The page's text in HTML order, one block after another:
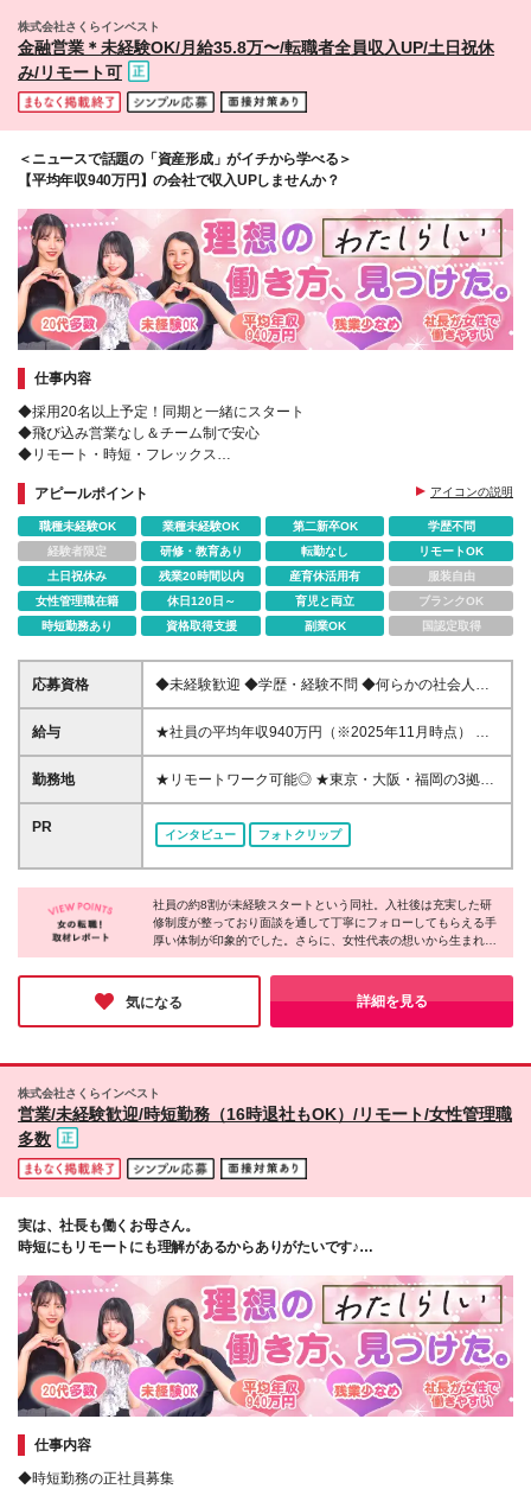
株式会社さくらインベスト
金融営業＊未経験OK/月給35.8万〜/転職者全員収入UP/土日祝休
み/リモート可
＜ニュースで話題の「資産形成」がイチから学べる＞
【平均年収940万円】の会社で収入UPしませんか？
仕事内容
◆採用20名以上予定！同期と一緒にスタート
◆飛び込み営業なし＆チーム制で安心
◆リモート・時短・フレックス
＜資産運用をサポートする金融営業＞
アピールポイント アイコンの説明
職種未経験OK 業種未経験OK 第二新卒OK
学歴不問
経験者限定
研修・教育あり 転勤なし
リモートOK
土日祝休み
残業20時間以内 産育休活用有
服装自由
女性管理職在籍
休日120日～ 育児と両立
ブランクOK
時短勤務あり
資格取得支援 副業OK 国認定取得
応募資格
◆未経験歓迎 ◆学歴・経験不問 ◆何らかの社会人経
験がある方 ＜こんな方に向いています！＞ ・将来役
立つ知識を身につけたい方 ・頑張った分評価された
との時間を大切にしたい ・投資や資産運用に興味の
ある方 ・ニュースや経済の話題に興味がある方
給与
★社員の平均年収940万円（※2025年11月時点） ★
転職者は全員収入アップを実現 ★入社半年で昇給し
た実績あり！ 月給35万8,000円～（固定残業代含む）
8,000円～）を支給します。 ※上記を超える時間外労
上となる高単価な金融商品です。 そのため月給ベー
スも高く設定して社員に還元しています。 資格取得
支援制度や研修でスキルを高めることで、 未経験か
支給実績例／1名あたり月額＞ ・166万円 ・194万円
※インセンティブは成果を出した翌月に支給します。
※残業代は別途全額支給します。 ※その他の待遇に差
異はありません。 ★時短勤務も可能です ・7時間勤
2回） ・6時間勤務：月給24万円～＋インセンティブ
＋賞与（年2回） （時短勤務例）9:00-16:00、10:00-
17:00など
勤務地
★リモートワーク可能◎ ★東京・大阪・福岡の3拠点
で募集中／ご希望の勤務地で配属します ★転勤なし
＜東京支店＞ 東京都港区三田1丁目4番28号 三田国際
ビル2階 ＜大阪本社＞ 大阪府大阪市北区梅田2丁目5
番6号 桜橋八千代ビル9階 ★6月以降に新オフィスへ
移転予定！駅直結ビルです♪ （移転後の住所） 大阪府
大阪市中央区安土町3丁目5-13 本町ガーデンシティ
テラス 11階 ＜福岡支店＞ 福岡県福岡市中央区天神一
丁目10-20 天神ビジネスセンター6F
PR
インタビュー フォトクリップ
社員の約8割が未経験スタートという同社。⼊社後は充実した研
修制度が整っており⾯談を通して丁寧にフォローしてもらえる⼿
厚い体制が印象的でした。さらに、⼥性代表の想いから⽣まれた
お弁当⽀給や、残業を無理に求めない働きやすい制度に加え、有
給も取得しやすく、プライベートを⼤切にしながら働ける環境も
魅⼒的。温かな社⾵の中で、安⼼して新しいキャリアに挑戦でき
る会社だと感じました♪
気になる 詳細を見る
株式会社さくらインベスト
営業/未経験歓迎/時短勤務（16時退社もOK）/リモート/女性管理職
多数
実は、社長も働くお母さん。
時短にもリモートにも理解があるからありがたいです♪
仕事内容
◆時短勤務の正社員募集